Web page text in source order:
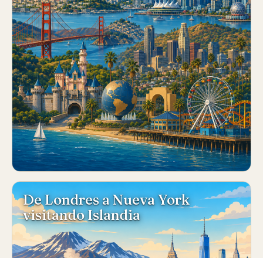
De Londres a Nueva York
visitando Islandia